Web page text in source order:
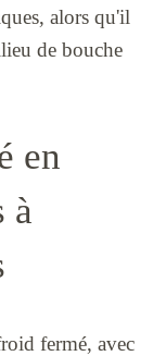
alors qu'il
de bouche
en
à
fermé, avec